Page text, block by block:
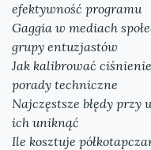
efektywność programu
Gaggia w mediach
grupy entuzjastów
Jak kalibrować
porady techniczne
Najczęstsze błędy przy
ich uniknąć
Ile kosztuje